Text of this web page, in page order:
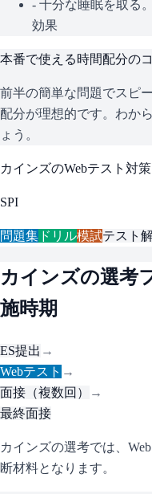
- 十分な睡眠を取る
効果
本番で使える時間配分の
前半の簡単な問題でスピ
配分が理想的です。わか
ょう。
カインズのWebテスト対
SPI
問題集 ドリル模試テスト
カインズの選考
施時期
ES提出 →
Webテスト →
面接（複数回）
→
最終面接
カインズの選考では、
断材料となります。